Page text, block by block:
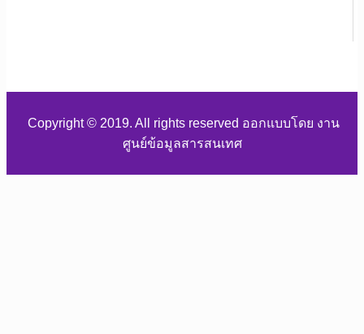
Copyright © 2019. All rights reserved ออกแบบโดย งาน
ศูนย์ข้อมูลสารสนเทศ